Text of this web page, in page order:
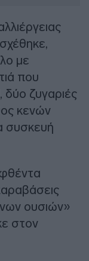
με
που
δύο ζυγαριές
κενών
συσκευή
ουσιών»
στον